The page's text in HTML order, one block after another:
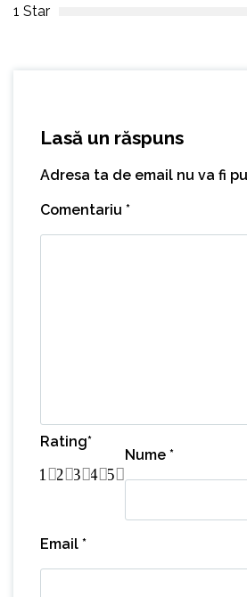
1 Star
Lasă un răspuns
Adresa ta de email nu va fi
Comentariu *
Rating*
5
4
3
2
1
Nume *
Email *